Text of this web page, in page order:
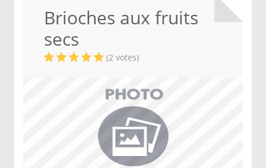
Brioches aux fruits
secs
(2 votes)